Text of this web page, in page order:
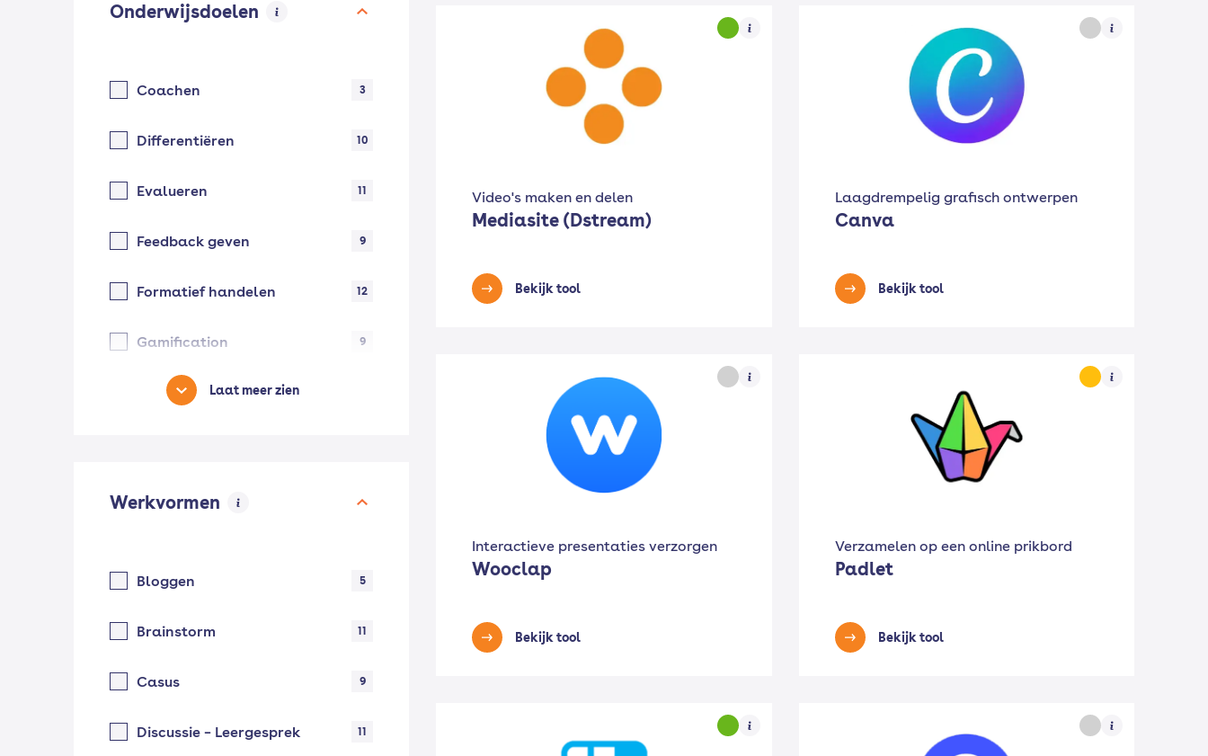
Onderwijsdoelen
Coachen 3
Differentiëren 10
Evalueren 11
Feedback geven 9
Formatief handelen 12
Gamification 9
Laat meer zien
Werkvormen
Bloggen 5
Brainstorm 11
Casus 9
Discussie – Leergesprek 11
Video's maken en delen
Mediasite (Dstream)
Bekijk tool
Laagdrempelig grafisch ontwerpen
Canva
Bekijk tool
Interactieve presentaties verzorgen
Wooclap
Bekijk tool
Verzamelen op een online prikbord
Padlet
Bekijk tool